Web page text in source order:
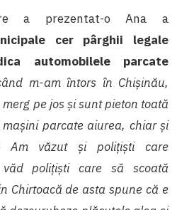
a prezentat-o Ana a
cer pârghii legale
automobilele parcate
m-am întors în Chișinău,
pe jos și sunt pieton toată
parcate aiurea, chiar și
Am văzut și polițiști care
polițiști care să scoată
Chirtoacă de asta spune că e